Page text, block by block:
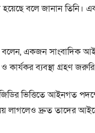
বলে জানান তিনি।
বলেন, একজন সাংবাদিক
কার্যকর ব্যবস্থা গ্রহণ
ভিত্তিতে আইনগত
সময় লাগলেও দ্রুত